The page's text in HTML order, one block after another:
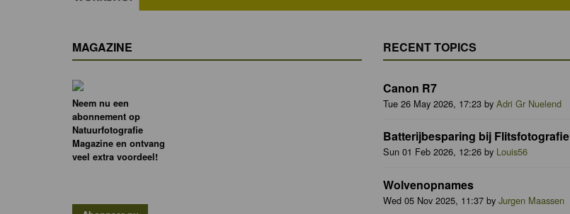
MAGAZINE
Neem nu een
abonnement op
Natuurfotografie
Magazine en ontvang
veel extra voordeel!
RECENT TOPICS
Canon R7
Tue 26 May 2026, 17:23 by Adri Gr Nuelend
Batterijbesparing bij Flitsfotografie
Sun 01 Feb 2026, 12:26 by Louis56
Wolvenopnames
Wed 05 Nov 2025, 11:37 by Jurgen Maassen